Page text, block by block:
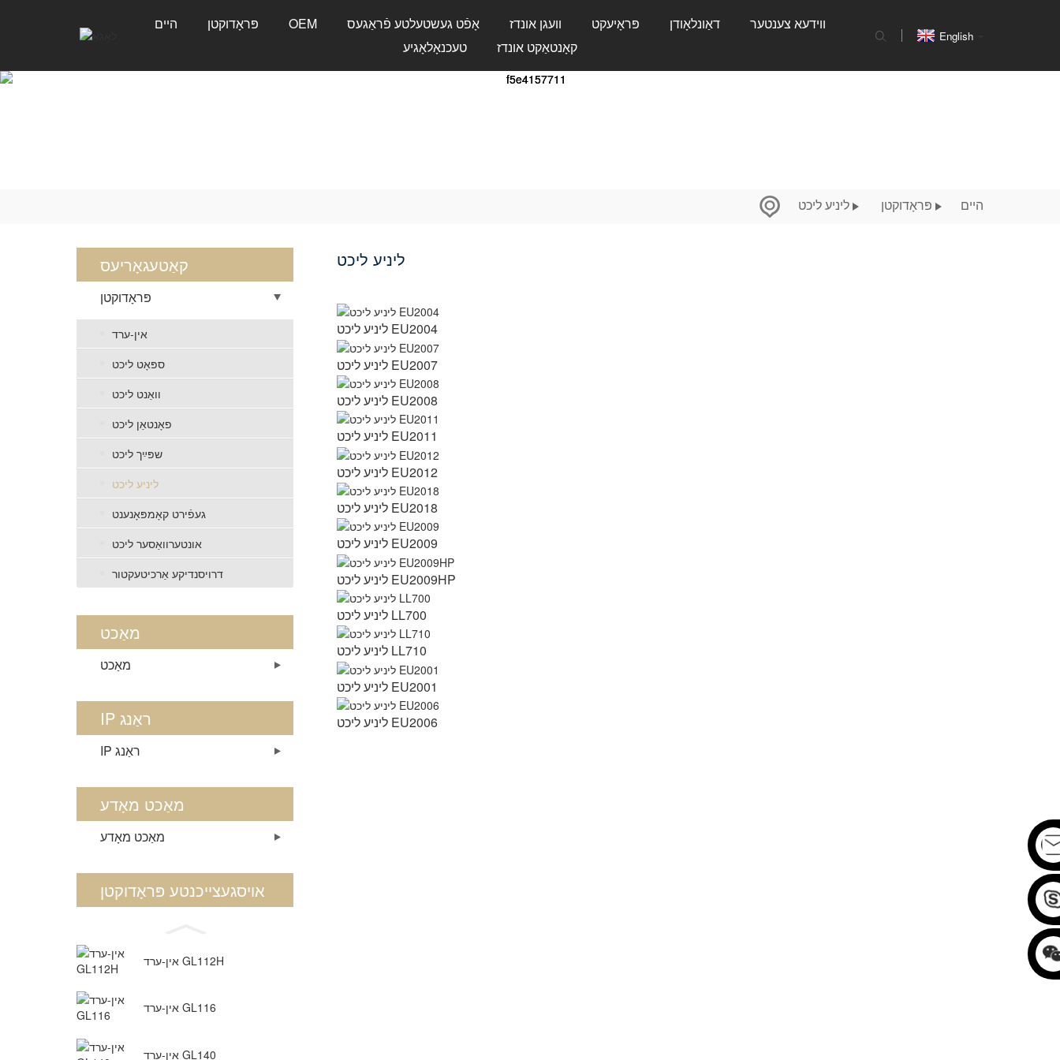
היים פּראָדוקטן OEM אָפֿט געשטעלטע פֿראַגעס וועגן אונדז פּראָיעקט דאַונלאָודן
ווידעא צענטער
טעכנאָלאָגיע
קאָנטאַקט אונדז
English
היים פּראָדוקטן ליניע ליכט
קאַטעגאָריעס
פּראָדוקטן
אין-ערד
ספּאָט ליכט
וואַנט ליכט
פאָנטאַן ליכט
שפּײַך ליכט
ליניע ליכט
געפֿירט קאָמפּאָנענט
אונטערוואַסער ליכט
דרויסנדיקע אַרכיטעקטור
מאַכט
מאַכט
IP ראַנג
IP ראַנג
מאַכט מאָדע
מאַכט מאָדע
אויסגעצייכנטע פּראָדוקטן
אין-ערד GL112H
אין-ערד GL116
אין-ערד GL140
ליניע ליכט
ליניע ליכט EU2004
ליניע ליכט EU2007
ליניע ליכט EU2008
ליניע ליכט EU2011
ליניע ליכט EU2012
ליניע ליכט EU2018
ליניע ליכט EU2009
ליניע ליכט EU2009HP
ליניע ליכט LL700
ליניע ליכט LL710
ליניע ליכט EU2001
ליניע ליכט EU2006